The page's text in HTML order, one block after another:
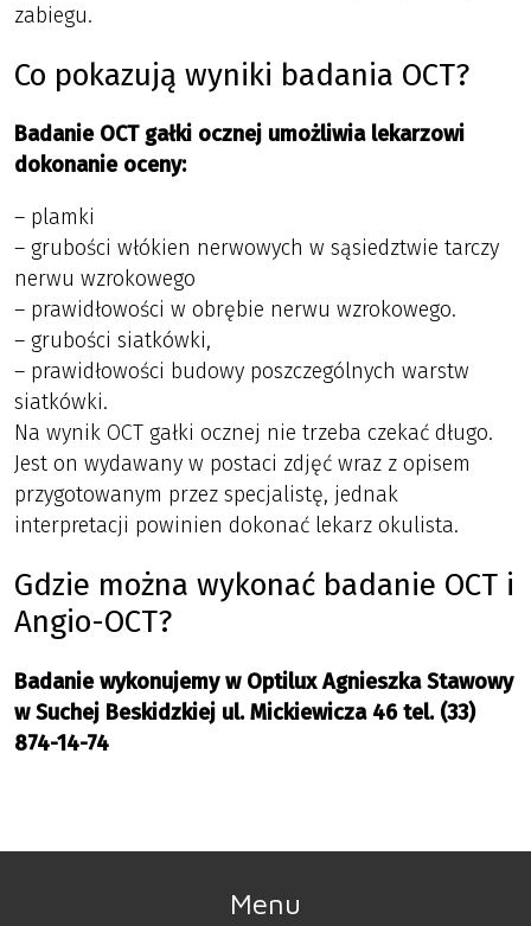
zabiegu.
Co pokazują wyniki badania OCT?
Badanie OCT gałki ocznej umożliwia lekarzowi
dokonanie oceny:
– plamki
– grubości włókien nerwowych w sąsiedztwie tarczy
nerwu wzrokowego
– prawidłowości w obrębie nerwu wzrokowego.
– grubości siatkówki,
– prawidłowości budowy poszczególnych warstw
siatkówki.
Na wynik OCT gałki ocznej nie trzeba czekać długo.
Jest on wydawany w postaci zdjęć wraz z opisem
przygotowanym przez specjalistę, jednak
interpretacji powinien dokonać lekarz okulista.
Gdzie można wykonać badanie OCT i
Angio-OCT?
Badanie wykonujemy w Optilux Agnieszka Stawowy
w Suchej Beskidzkiej ul. Mickiewicza 46 tel. (33)
874-14-74
Menu